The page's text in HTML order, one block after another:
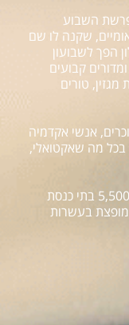
עלון פרשת השבוע
שקנה לו שם
הפך לשבועון
קבועים
טורים
אנשי אקדמיה
בכל מה שאקטואלי,
השבועון מופץ בעשרות אלפי עותקים בכ-5,500 בתי כנסת
בעשרות